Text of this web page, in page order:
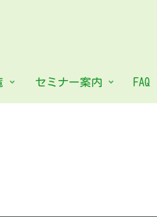
セミナー案内 FAQ